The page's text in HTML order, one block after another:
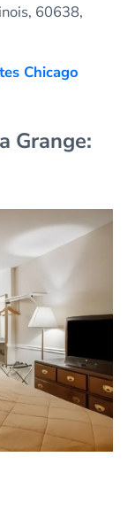
60638,
Chicago
Grange: